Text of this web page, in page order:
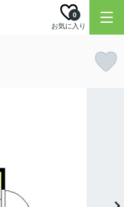
お気に入り
0